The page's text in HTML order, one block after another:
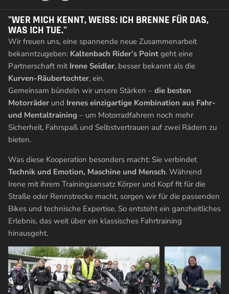
"WER MICH KENNT, WEISS: ICH BRENNE FÜR DAS, W
AS ICH TUE."
Wir freuen uns, eine spannende neue Zusammenarbeit
bekanntzugeben: Kaltenbach Rider’s Point geht eine
Partnerschaft mit Irene Seidler, besser bekannt als die
Kurven-Räubertochter, ein.
Gemeinsam bündeln wir unsere Stärken – die besten
Motorräder und Irenes einzigartige Kombination aus Fahr-
und Mentaltraining – um Motorradfahrern noch mehr
Sicherheit, Fahrspaß und Selbstvertrauen auf zwei Rädern zu
bieten.
Was diese Kooperation besonders macht: Sie verbindet
Technik und Emotion, Maschine und Mensch. Während
Irene mit ihrem Trainingsansatz Körper und Kopf fit für die
Straße oder Rennstrecke macht, sorgen wir für die passenden
Bikes und technische Expertise. So entsteht ein ganzheitliches
Erlebnis, das weit über ein klassisches Fahrtraining
hinausgeht.